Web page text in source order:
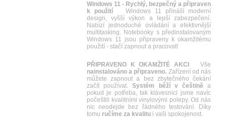
Windows 11 - Rychlý, bezpečný a připraven
k použití Windows 11 přináší moderní
design, vyšší výkon a lepší zabezpečení.
Nabízí jednoduché ovládání a efektivnější
multitasking. Notebooky s předinstalovaným
Windows 11 jsou připraveny k okamžitému
použití - stačí zapnout a pracovat!
PŘIPRAVENO K OKAMŽITÉ AKCI
Vše
nainstalováno a připraveno. Zařízení od nás
můžete zapnout a bez zbytečného čekání
začít používat.Systém běží v češtině a
pokud je potřeba, tak klávesnici jsme navíc
počeštili kvalitními vinylovými polepy. Od nás
nic neodejde bez řádného testování. Díky
tomu ručíme za kvalitu i vaši spokojenost.